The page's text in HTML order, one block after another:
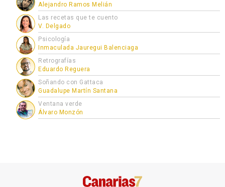
Alejandro Ramos Melián
Las recetas que te cuento
V. Delgado
Psicología
Inmaculada Jauregui Balenciaga
Retrografías
Eduardo Reguera
Soñando con Gattaca
Guadalupe Martín Santana
Ventana verde
Álvaro Monzón